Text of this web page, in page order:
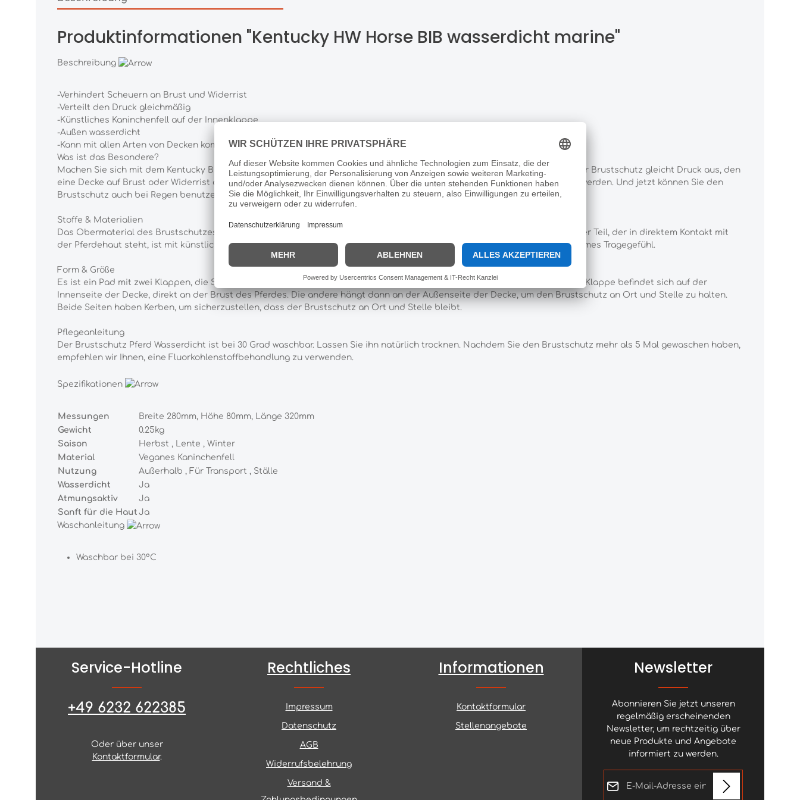
Produktinformationen "Kentucky HW Horse BIB wasserdicht marine"
Beschreibung
-Verhindert Scheuern an Brust und Widerrist
-Verteilt den Druck gleichmäßig
-Künstliches Kaninchenfell auf der Innenklappe
-Außen wasserdicht
-Kann mit allen Arten von Decken kombiniert werden
Was ist das Besondere?
Machen Sie sich mit dem Kentucky Brustschutz Pferd keine Sorgen mehr um Scheuerstellen an Schultern oder Widerrist. Der Brustschutz gleicht Druck aus, den
eine Decke auf Brust oder Widerrist des Pferdes ausübt. Das Pad kann in Kombination mit allen Arten von Decken benutzt werden. Und jetzt können Sie den
Brustschutz auch bei Regen benutzen.
Stoffe & Materialien
Das Obermaterial des Brustschutzes besteht aus 100 % gepeachtem Polyester und hat eine wasserdichte Beschichtung. Der Teil, der in direktem Kontakt mit
der Pferdehaut steht, ist mit künstlichem Kaninchenfell ausgekleidet. Dieses extra weiche Material bietet ein sehr angenehmes Tragegefühl.
Form & Größe
Es ist ein Pad mit zwei Klappen, die Sie über die Vorderseite der Decke legen, wo sich die Vorderverschlüsse befinden. Eine Klappe befindet sich auf der
Innenseite der Decke, direkt an der Brust des Pferdes. Die andere hängt dann an der Außenseite der Decke, um den Brustschutz an Ort und Stelle zu halten.
Beide Seiten haben Kerben, um sicherzustellen, dass der Brustschutz an Ort und Stelle bleibt.
Pflegeanleitung
Der Brustschutz Pferd Wasserdicht ist bei 30 Grad waschbar. Lassen Sie ihn natürlich trocknen. Nachdem Sie den Brustschutz mehr als 5 Mal gewaschen haben,
empfehlen wir Ihnen, eine Fluorkohlenstoffbehandlung zu verwenden.
Spezifikationen
Messungen
Breite 280mm, Höhe 80mm, Länge 320mm
Gewicht
0.25kg
Saison
Herbst , Lente , Winter
Material
Veganes Kaninchenfell
Nutzung
Außerhalb , Für Transport , Ställe
Wasserdicht
Ja
Atmungsaktiv
Ja
Sanft für die Haut Ja
Waschanleitung
Waschbar bei 30°C
Service-Hotline
+49 6232 622385
Oder über unser
Kontaktformular.
Rechtliches
Impressum
Datenschutz
AGB
Widerrufsbelehrung
Versand &
Informationen
Kontaktformular
Stellenangebote
Newsletter
Abonnieren Sie jetzt unseren
regelmäßig erscheinenden
Newsletter, um rechtzeitig über
neue Produkte und Angebote
informiert zu werden.
E-Mail-Adresse*